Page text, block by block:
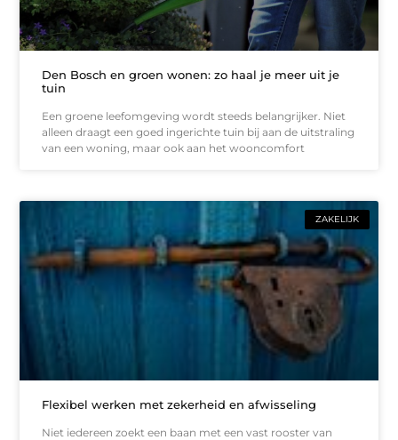
Den Bosch en groen wonen: zo haal je meer uit je
tuin
Een groene leefomgeving wordt steeds belangrijker. Niet
alleen draagt een goed ingerichte tuin bij aan de uitstraling
van een woning, maar ook aan het wooncomfort
ZAKELIJK
Flexibel werken met zekerheid en afwisseling
Niet iedereen zoekt een baan met een vast rooster van